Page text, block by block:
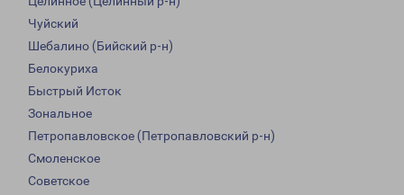
Чуйский
Шебалино (Бийский р-н)
Белокуриха
Быстрый Исток
Зональное
Петропавловское (Петропавловский р-н)
Смоленское
Советское